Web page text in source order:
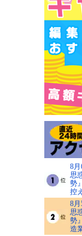
8
思
勢
控
8
思
勢
造